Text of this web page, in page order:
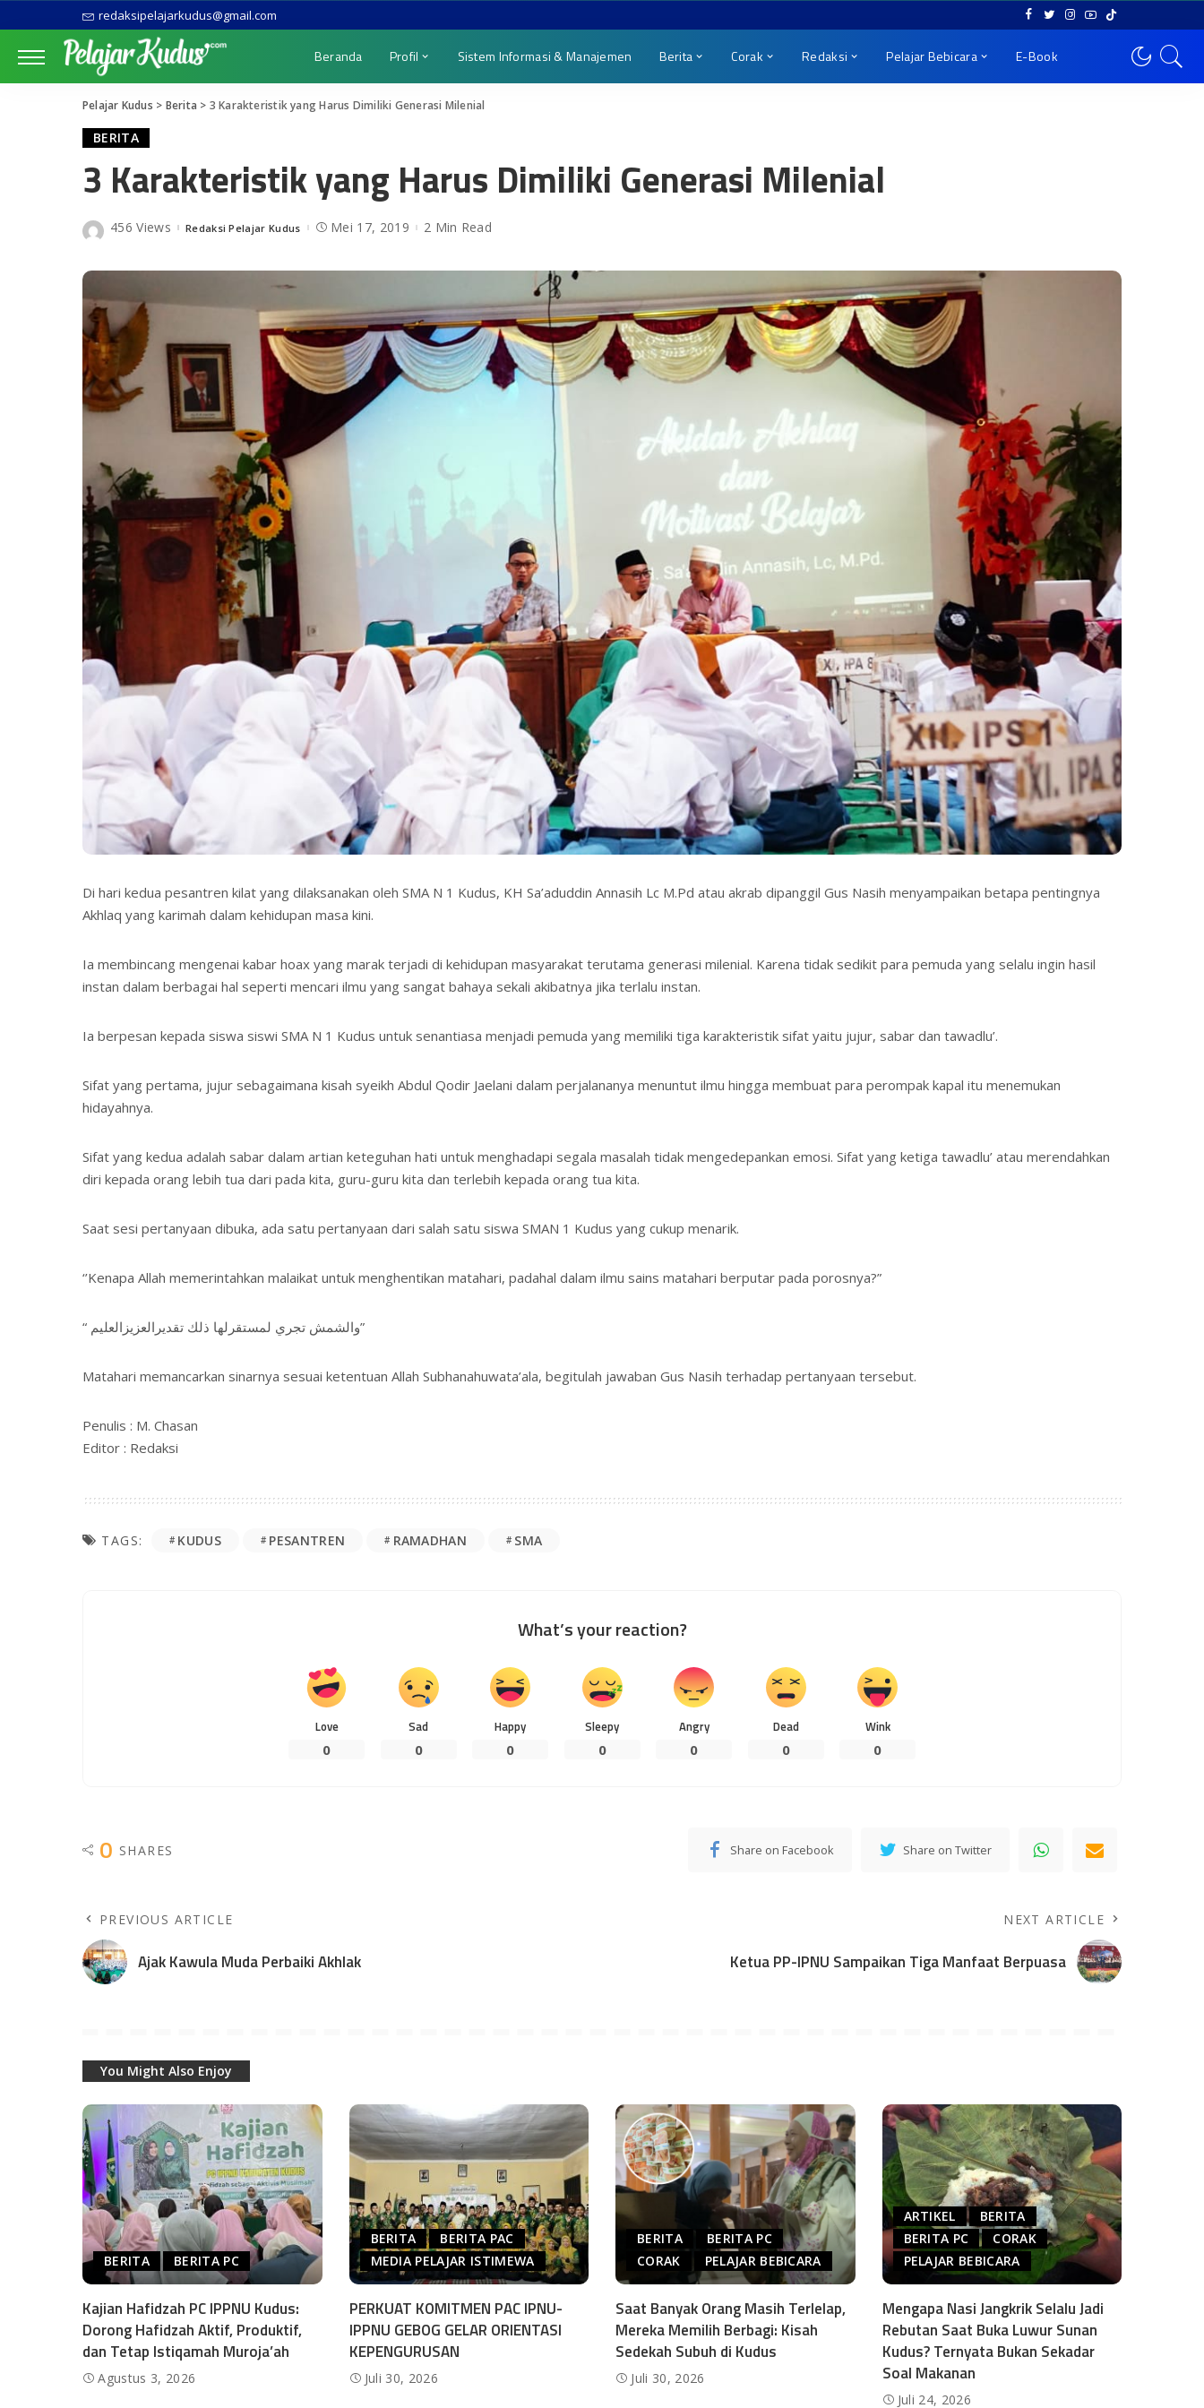
redaksipelajarkudus@gmail.com
Beranda Profil Sistem Informasi & Manajemen Berita Corak Redaksi Pelajar Bebicara E-Book
Pelajar Kudus > Berita > 3 Karakteristik yang Harus Dimiliki Generasi Milenial
BERITA
3 Karakteristik yang Harus Dimiliki Generasi Milenial
456 ViewsPosted
Redaksi Pelajar Kudus Mei 17, 2019 2 Min Read
Di hari kedua pesantren kilat yang dilaksanakan oleh SMA N 1 Kudus, KH Sa’aduddin Annasih Lc M.Pd atau akrab dipanggil Gus Nasih menyampaikan betapa pentingnya
Akhlaq yang karimah dalam kehidupan masa kini.
Ia membincang mengenai kabar hoax yang marak terjadi di kehidupan masyarakat terutama generasi milenial. Karena tidak sedikit para pemuda yang selalu ingin hasil
instan dalam berbagai hal seperti mencari ilmu yang sangat bahaya sekali akibatnya jika terlalu instan.
Ia berpesan kepada siswa siswi SMA N 1 Kudus untuk senantiasa menjadi pemuda yang memiliki tiga karakteristik sifat yaitu jujur, sabar dan tawadlu’.
Sifat yang pertama, jujur sebagaimana kisah syeikh Abdul Qodir Jaelani dalam perjalananya menuntut ilmu hingga membuat para perompak kapal itu menemukan
hidayahnya.
Sifat yang kedua adalah sabar dalam artian keteguhan hati untuk menghadapi segala masalah tidak mengedepankan emosi. Sifat yang ketiga tawadlu’ atau merendahkan
diri kepada orang lebih tua dari pada kita, guru-guru kita dan terlebih kepada orang tua kita.
Saat sesi pertanyaan dibuka, ada satu pertanyaan dari salah satu siswa SMAN 1 Kudus yang cukup menarik.
‘’Kenapa Allah memerintahkan malaikat untuk menghentikan matahari, padahal dalam ilmu sains matahari berputar pada porosnya?”
“ والشمش تجري لمستقرلها ذلك تقديرالعزيزالعليم”
Matahari memancarkan sinarnya sesuai ketentuan Allah Subhanahuwata’ala, begitulah jawaban Gus Nasih terhadap pertanyaan tersebut.
Penulis : M. Chasan
Editor : Redaksi
TAGS: KUDUS PESANTREN RAMADHAN SMA
What’s your reaction?
Love
0
Sad
0
Happy
0
Sleepy
0
Angry
0
Dead
0
Wink
0
0 SHARES Share on Facebook Share on Twitter
PREVIOUS ARTICLE
Ajak Kawula Muda Perbaiki Akhlak
NEXT ARTICLE
Ketua PP-IPNU Sampaikan Tiga Manfaat Berpuasa
You Might Also Enjoy
BERITA BERITA PC
Kajian Hafidzah PC IPPNU Kudus:
Dorong Hafidzah Aktif, Produktif,
dan Tetap Istiqamah Muroja’ah
Agustus 3, 2026
BERITA
BERITA PAC
MEDIA PELAJAR ISTIMEWA
PERKUAT KOMITMEN PAC IPNU-
IPPNU GEBOG GELAR ORIENTASI
KEPENGURUSAN
Juli 30, 2026
BERITA
BERITA PC
CORAK
PELAJAR BEBICARA
Saat Banyak Orang Masih Terlelap,
Mereka Memilih Berbagi: Kisah
Sedekah Subuh di Kudus
Juli 30, 2026
ARTIKEL
BERITA
BERITA PC
CORAK
PELAJAR BEBICARA
Mengapa Nasi Jangkrik Selalu Jadi
Rebutan Saat Buka Luwur Sunan
Kudus? Ternyata Bukan Sekadar
Soal Makanan
Juli 24, 2026